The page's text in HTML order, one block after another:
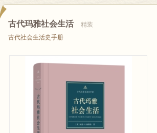
古代玛雅社会生活
精装
古代社会生活史手册